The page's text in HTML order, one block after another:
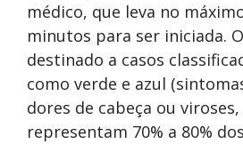
médico, que leva no
minutos para ser iniciada.
destinado a casos
como verde e azul
dores de cabeça ou viroses,
representam 70% a 80%